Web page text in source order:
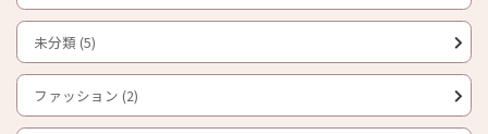
未分類 (5)
ファッション (2)